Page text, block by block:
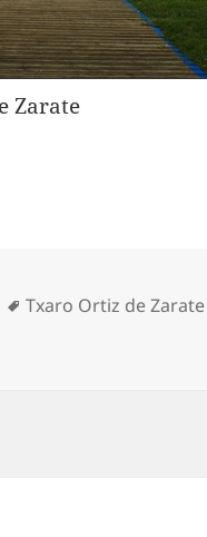
Zarate
Etiquetas
Txaro Ortiz de Zarate